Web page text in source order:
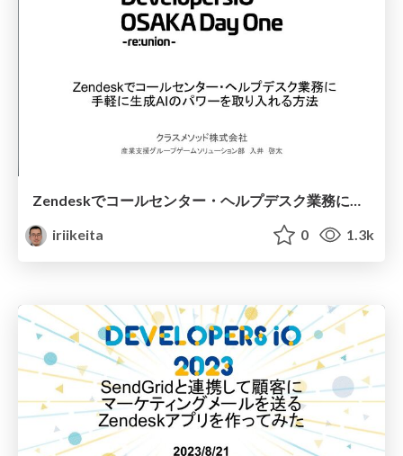
Zendeskでコールセンター・ヘルプデスク業務に手軽に生成AIのパワーを取り入れる方法
iriikeita
0 1.3k